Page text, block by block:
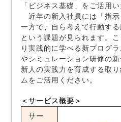
「ビジネス基礎」をご活用
近年の新入社員には「指示
一方で、自ら考えて行動す
という課題が見られます。
り実践的に学べる新プログ
やシミュレーション研修の
新人の実践力を育成する取
ムをご活用ください。
＜サービス概要＞
サー